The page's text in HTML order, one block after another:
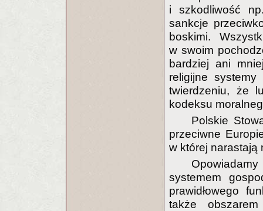
i szkodliwość
sankcje
boskimi.
w swoim
bardziej ani
religijne
twierdzeniu, że
kodeksu
Polskie
przeciwne
w której narastają
systemem
prawidłowego
także